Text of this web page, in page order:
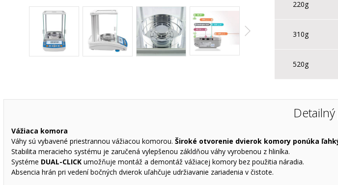
220g
310g
520g
Vážiaca komora
Váhy sú vybavené priestrannou vážiacou komorou. Široké otvorenie dvierok komory ponúka
Stabilita meracieho systému je zaručená vylepšenou zákldňou váhy vyrobenou z hliníka.
Systéme DUAL-CLICKumožňuje montáž a demontáž vážiacej komory bez použitia náradia.
Absencia hrán pri vedení bočných dvierok uľahčuje udržiavanie zariadenia v čistote.